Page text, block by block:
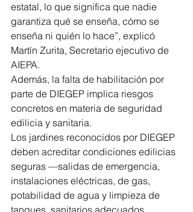
estatal, lo que significa que nadie
garantiza qué se enseña, cómo se
enseña ni quién lo hace”, explicó
Martín Zurita, Secretario ejecutivo de
AIEPA.
Además, la falta de habilitación por
parte de DIEGEP implica riesgos
concretos en materia de seguridad
edilicia y sanitaria.
Los jardines reconocidos por DIEGEP
deben acreditar condiciones edilicias
seguras —salidas de emergencia,
instalaciones eléctricas, de gas,
potabilidad de agua y limpieza de